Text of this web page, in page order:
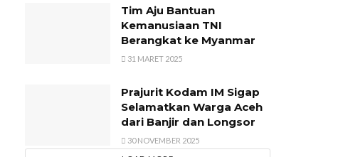
Tim Aju Bantuan
Kemanusiaan TNI
Berangkat ke Myanmar
31 MARET 2025
Prajurit Kodam IM Sigap
Selamatkan Warga Aceh
dari Banjir dan Longsor
30 NOVEMBER 2025